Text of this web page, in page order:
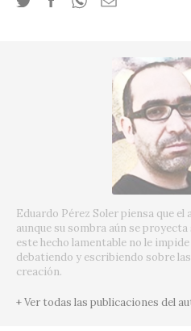
Eduardo Pérez Soler piensa que
aunque su sombra aún se
este hecho lamentable no le
debatiendo y escribiendo sobre
creación.
+ Ver todas las publicaciones del